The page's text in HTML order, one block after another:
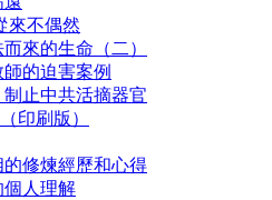
來不偶然
來的生命（二）
師的迫害案例
止中共活摘器官
印刷版）
修煉經歷和心得
個人理解